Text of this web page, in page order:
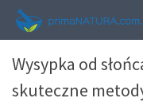
URODA
Wysypka od
skuteczne